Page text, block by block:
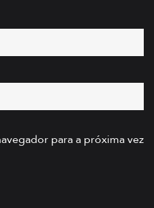
para a próxima vez